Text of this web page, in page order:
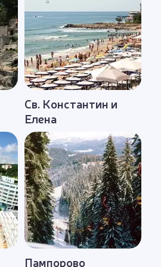
инспектируют курорты и
отдых по невысоким
убедиться, сделав заявку и
просто позвонив по
Св. Константин и
Елена
Пампорово